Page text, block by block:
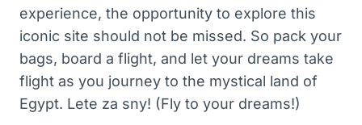
experience, the opportunity ⁤to​ explore this
iconic site⁣ should not be missed.‌ So pack your
bags, ‍board ⁤a​ flight, and⁣ let your dreams take
flight as you ⁣journey to ​the mystical​ land of ​
Egypt. Lete za ⁤sny! ⁢(Fly to your dreams!)